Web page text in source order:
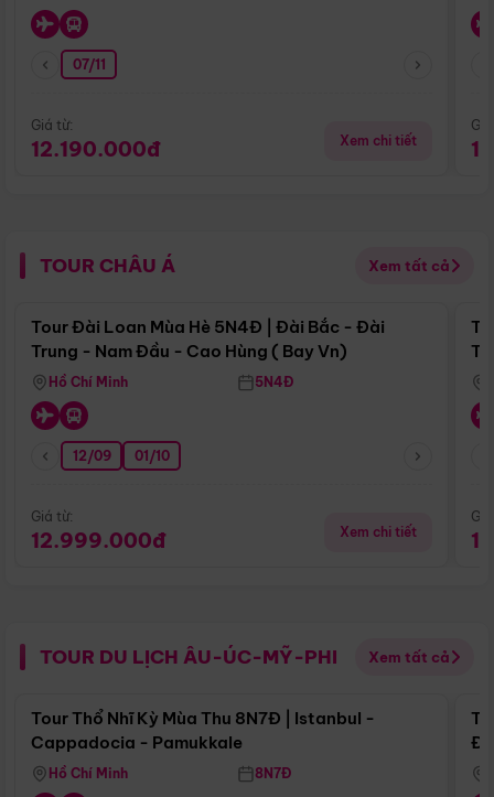
07/11
Giá từ:
12.190.000đ Xem chi tiết
TOUR CHÂU Á Xem tất cả
Điểm nổi bật
Tour Đài Loan Mùa Hè 5N4Đ | Đài Bắc - Đài
Trung - Nam Đầu - Cao Hùng ( Bay Vn)
Hồ Chí Minh 5N4Đ
12/09 01/10
Giá từ:
12.999.000đ Xem chi tiết
TOUR DU LỊCH ÂU-ÚC-MỸ-PHI Xem tất cả
Điểm nổi bật
Tour Thổ Nhĩ Kỳ Mùa Thu 8N7Đ | Istanbul -
Cappadocia - Pamukkale
Hồ Chí Minh 8N7Đ